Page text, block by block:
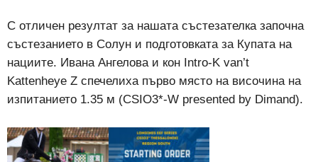
С отличен резултат за нашата състезателка започна
състезанието в Солун и подготовката за Купата на
нациите. Ивана Ангелова и кон Intro-K van’t
Kattenheye Z спечелиха първо място на височина на
изпитанието 1.35 м (CSIO3*-W presented by Dimand).